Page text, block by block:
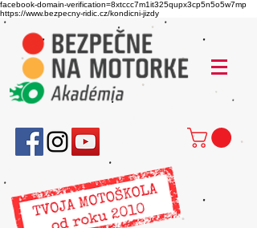
facebook-domain-verification=8xtccc7m1it325qupx3cp5n5o5w7mp
https://www.bezpecny-ridic.cz/kondicni-jizdy